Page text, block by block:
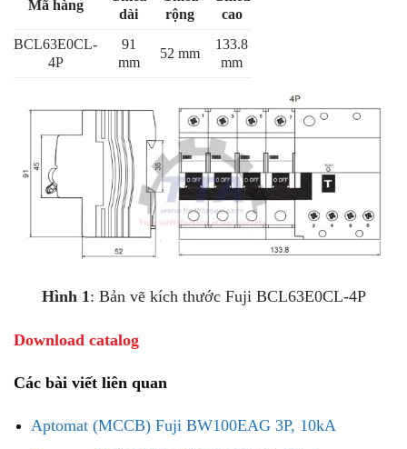
Mã hàng
dài
rộng
cao
BCL63E0CL-
4P
91
mm
52 mm
133.8
mm
Hình 1: Bản vẽ kích thước Fuji BCL63E0CL-4P
Download catalog
Các bài viết liên quan
Aptomat (MCCB) Fuji BW100EAG 3P, 10kA